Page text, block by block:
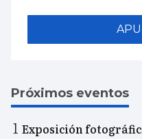
Próximos eventos
Exposición